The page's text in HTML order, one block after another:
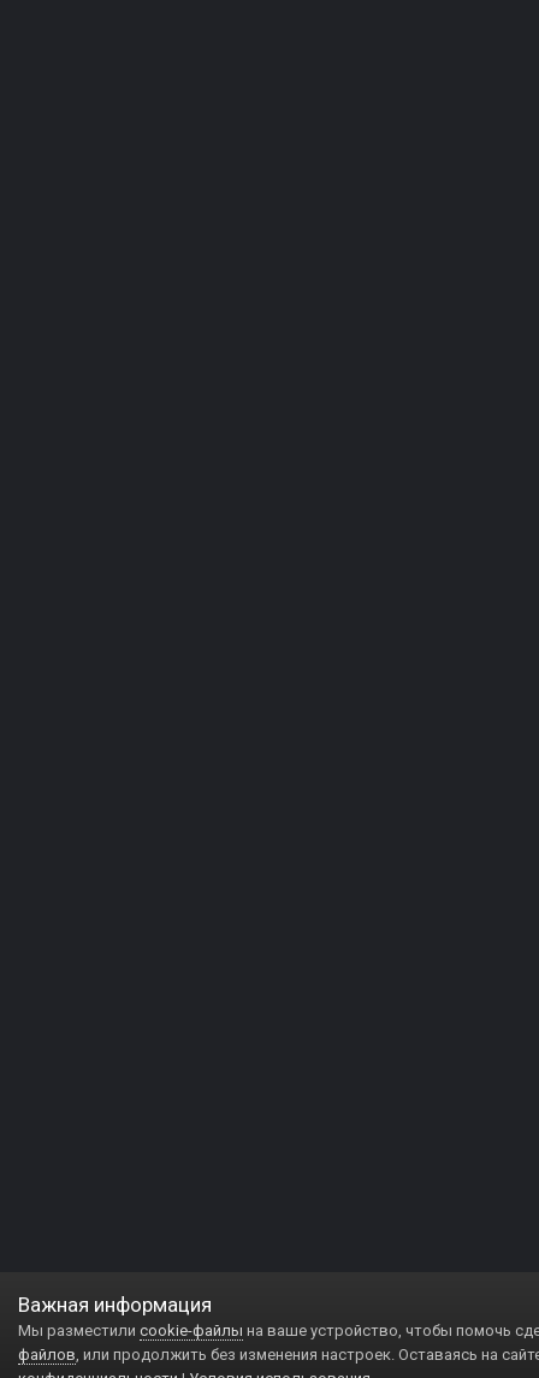
Важная информация
Мы разместили cookie-файлы на ваше устройство, чтобы помочь
файлов, или продолжить без изменения настроек. Оставаясь на